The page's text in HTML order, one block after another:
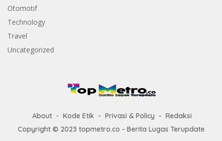
Otomotif
Technology
Travel
Uncategorized
About Kode Etik Privasi & Policy
Redaksi
Copyright © 2023 topmetro.co - Berita Lugas Terupdate